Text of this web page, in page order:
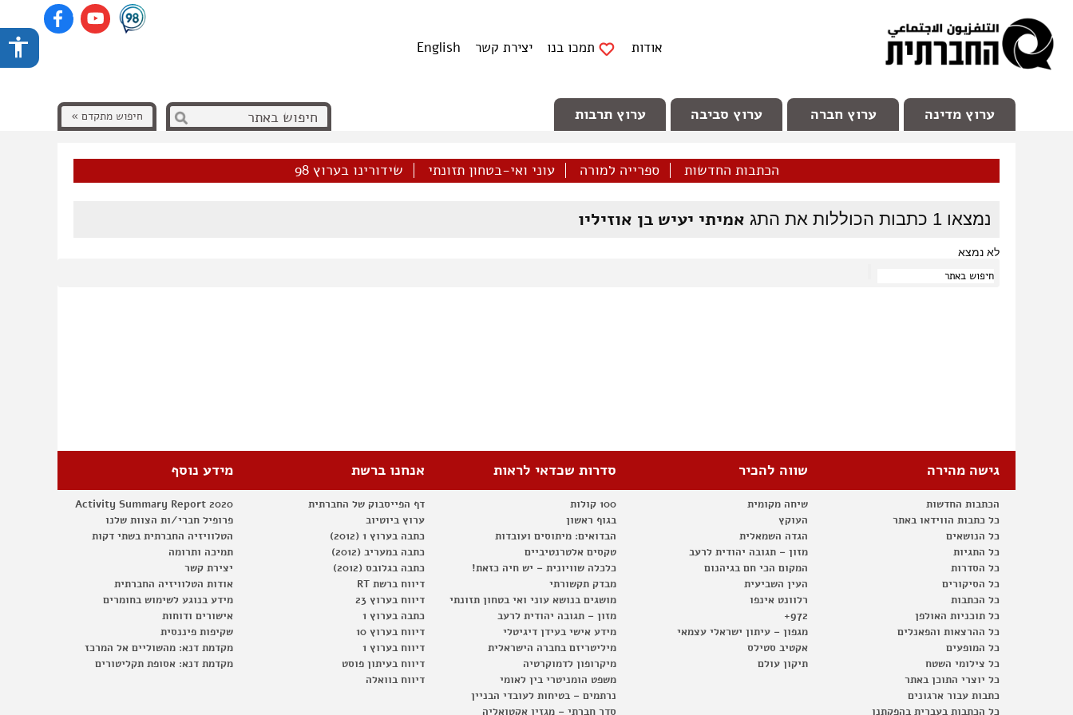
אודות תמכו בנו יצירת קשר English
ערוץ מדינה ערוץ חברה ערוץ סביבה ערוץ תרבות חיפוש מתקדם »
הכתבות החדשות ספרייה למורה עוני ואי-בטחון תזונתי שידורינו בערוץ 98
נמצאו 1 כתבות הכוללות את התג אמיתי יעיש בן אוזיליו
לא נמצא
גישה מהירה
הכתבות החדשות
כל כתבות הווידאו באתר
כל הנושאים
כל התגיות
כל הסדרות
כל הסיקורים
כל הכתבות
כל תוכניות האולפן
כל ההרצאות והפאנלים
כל המופעים
כל צילומי השטח
כל יוצרי התוכן באתר
כתבות עבור ארגונים
כל הכתבות בעברית בהפקתנו
שווה להכיר
שיחה מקומית
העוקץ
הגדה השמאלית
מזון – תגובה יהודית לרעב
המקום הכי חם בגיהנום
העין השביעית
רלוונט אינפו
972+
מגפון – עיתון ישראלי עצמאי
אקטיב סטילס
תיקון עולם
סדרות שכדאי לראות
100 קולות
בגוף ראשון
הבדואים: מיתוסים ועובדות
טקסים אלטרנטיביים
כלכלה שוויונית – יש חיה כזאת!
מבדק תקשורתי
מושגים בנושא עוני ואי בטחון תזונתי
מזון – תגובה יהודית לרעב
מידע אישי בעידן דיגיטלי
מיליטריזם בחברה הישראלית
מיקרופון לדמוקרטיה
משפט הומניטרי בין לאומי
נרתמים – בטיחות לעובדי הבניין
סדר חברתי – מגזין אקטואליה
אנחנו ברשת
דף הפייסבוק של החברתית
ערוץ ביוטיוב
כתבה בערוץ 1 (2012)
כתבה במעריב (2012)
כתבה בגלובס (2012)
דיווח ברשת RT
דיווח בערוץ 23
כתבה בערוץ 1
דיווח בערוץ 10
דיווח בערוץ 1
דיווח בעיתון פוסט
דיווח בוואלה
מידע נוסף
Activity Summary Report 2020
פרופיל חברי/ות הצוות שלנו
הטלוויזיה החברתית בשתי דקות
תמיכה ותרומה
יצירת קשר
אודות הטלוויזיה החברתית
מידע בנוגע לשימוש בחומרים
אישורים ודוחות
שקיפות פיננסית
מקדמת דנא: מהשוליים אל המרכז
מקדמת דנא: אסופת תקליטורים